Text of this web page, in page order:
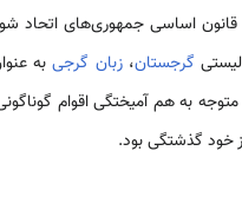
قانون اساسی جمهوری‌های اتحاد
گرجستان،زبان گرجیبه
به هم آمیختگی اقوام
خود گذشتگی بود.